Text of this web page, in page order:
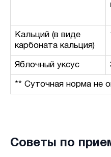
Кальций (в виде
карбоната кальция)
Яблочный уксус
** Суточная норма не
Советы по